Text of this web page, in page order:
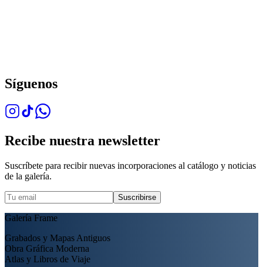
Síguenos
Recibe nuestra newsletter
Suscríbete para recibir nuevas incorporaciones al catálogo y noticias
de la galería.
Suscribirse
Galería Frame
Grabados y Mapas Antiguos
Obra Gráfica Moderna
Atlas y Libros de Viaje